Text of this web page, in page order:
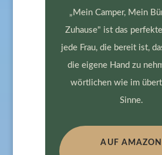
„Mein Camper, Mein
Zuhause" ist das
jede Frau, die bereit ist,
die eigene Hand zu
wörtlichen wie im
Sinne.
AUF AMAZON